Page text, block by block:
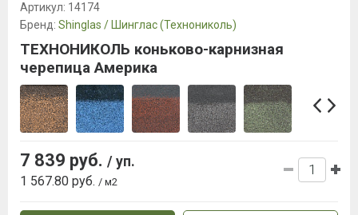
Артикул: 14174
Бренд: Shinglas / Шинглас (Технониколь)
ТЕХНОНИКОЛЬ коньково-карнизная
черепица Америка
7 839 руб. / уп.
1 567.80 руб. / м2